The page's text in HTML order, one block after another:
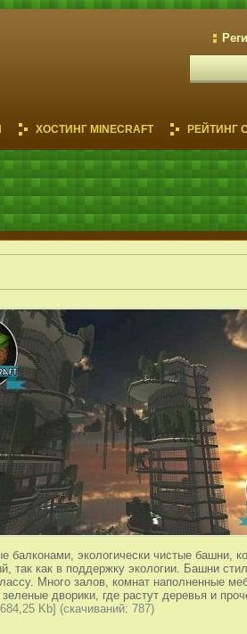
ХОСТИНГ MINECRAFT РЕЙТИНГ
балконами, экологически чистые башни,
так как в поддержку экологии. Башни
Много залов, комнат наполненные
дворики, где растут деревья и
Kb] (cкачиваний: 787)